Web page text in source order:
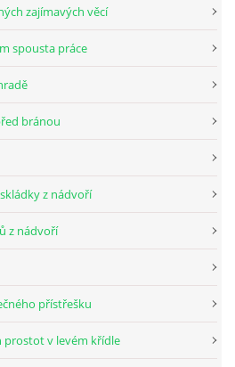
zajímavých věcí
spousta práce
bránou
z nádvoří
z nádvoří
přístřešku
prostot v levém křídle